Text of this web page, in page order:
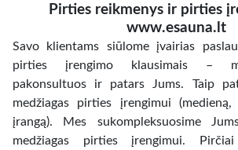
Pirties reikmenys ir pirties
www.esauna.lt
Savo klientams siūlome įvairias
pirties įrengimo klausimais –
pakonsultuos ir patars Jums. Taip
medžiagas pirties įrengimui
įrangą). Mes sukompleksuosime
medžiagas pirties įrengimui.